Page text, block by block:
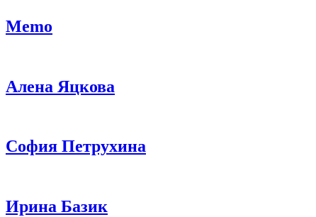
Memo
Алена Яцкова
София Петрухина
Ирина Базик